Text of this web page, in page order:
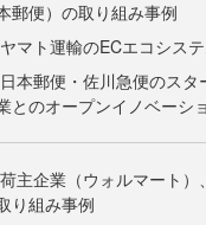
郵便）の取り組み事例
ヤマト運輸のECエコシス
日本郵便・佐川急便のスタ
とのオープンイノベーシ
荷主企業（ウォルマート）
り組み事例